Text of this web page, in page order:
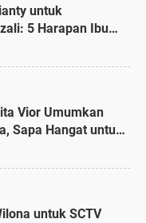
untuk
5 Harapan Ibu
Vior Umumkan
Sapa Hangat untuk
untuk SCTV